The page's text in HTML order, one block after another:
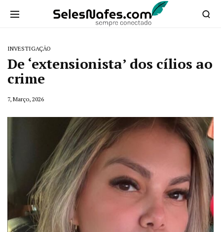
INVESTIGAÇÃO
De ‘extensionista’ dos cílios ao
crime
7, Março, 2026